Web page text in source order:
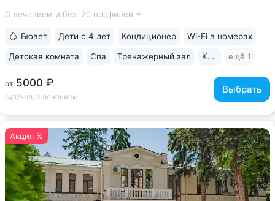
вокзала • Более 60 лет экспертизы в реабилитации
С лечением и без, 20 профилей
от 5000 ₽
сут/чел, с лечением
Выбрать
Бювет Дети с 4 лет Кондиционер Wi-Fi в номерах
Детская комната Спа Тренажерный зал Караоке ещё 1
Акция %